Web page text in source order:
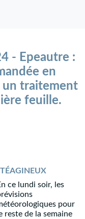
- Epeautre :
en
un traitement
feuille.
ce lundi soir, les
pour
reste de la semaine